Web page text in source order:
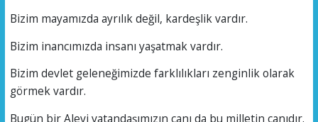
Bizim mayamızda ayrılık değil, kardeşlik vardır.
Bizim inancımızda insanı yaşatmak vardır.
Bizim devlet geleneğimizde farklılıkları zenginlik olarak
görmek vardır.
Bugün bir Alevi vatandaşımızın canı da bu milletin canıdır.